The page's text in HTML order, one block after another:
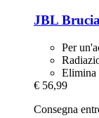
JBL
Per
Elimina
€ 56,99
Consegna